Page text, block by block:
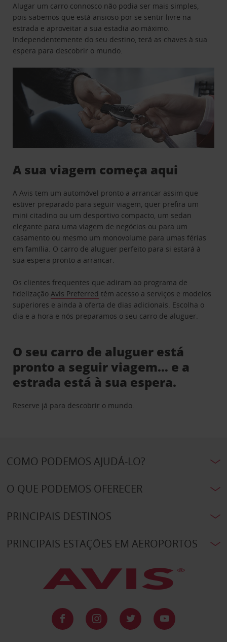
Alugar um carro connosco não podia ser mais simples,
pois sabemos que está ansioso por se sentir livre na
estrada e aproveitar a sua estadia ao máximo.
Independentemente do seu destino, terá as chaves à sua
espera para descobrir o mundo.
A sua viagem começa aqui
A Avis tem um automóvel pronto a arrancar assim que
estiver preparado para seguir viagem, quer prefira um
mini citadino ou um desportivo compacto, um sedan
elegante para uma viagem de negócios ou para um
casamento ou mesmo um monovolume para umas férias
em família. O carro de aluguer perfeito para si estará à
sua espera pronto a arrancar.
Os clientes frequentes que adiram ao programa de
fidelizaçãoAvis Preferred têm acesso a serviços e modelos
superiores e ainda à oferta de dias adicionais. Escolha o
dia e a hora e nós preparamos o seu carro de aluguer.
O seu carro de aluguer está
pronto a seguir viagem… e a
estrada está à sua espera.
Reserve já para descobrir o mundo.
COMO PODEMOS AJUDÁ-LO?
O QUE PODEMOS OFERECER
PRINCIPAIS DESTINOS
PRINCIPAIS ESTAÇÕES EM AEROPORTOS